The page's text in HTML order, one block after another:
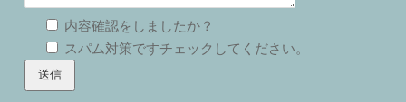
内容確認をしましたか？
スパム対策ですチェックしてください。